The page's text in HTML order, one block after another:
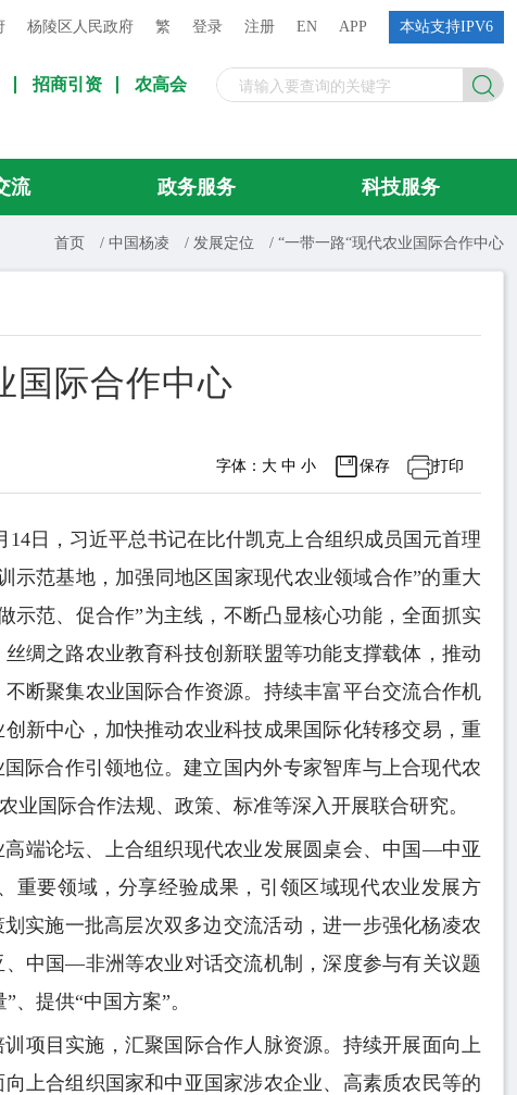
杨陵区人民政府 繁 登录 注册 EN APP 本站支持IPV6
招商引资 农高会
流 政务服务 科技服务
首页 / 中国杨凌 / 发展定位 / “一带一路“现代农业国际合作中心
国际合作中心
打印
保存
字体： 大 中 小
14日，习近平总书记在比什凯克上合组织成员国元首理
示范基地，加强同地区国家现代农业领域合作”的重大
示范、促合作”为主线，不断凸显核心功能，全面抓实
绸之路农业教育科技创新联盟等功能支撑载体，推动
断聚集农业国际合作资源。持续丰富平台交流合作机
新中心，加快推动农业科技成果国际化转移交易，重
际合作引领地位。建立国内外专家智库与上合现代农
国际合作法规、政策、标准等深入开展联合研究。
高端论坛、上合组织现代农业发展圆桌会、中国—中亚
重要领域，分享经验成果，引领区域现代农业发展方
实施一批高层次双多边交流活动，进一步强化杨凌农
中国—非洲等农业对话交流机制，深度参与有关议题
提供“中国方案”。
项目实施，汇聚国际合作人脉资源。持续开展面向上
上合组织国家和中亚国家涉农企业、高素质农民等的